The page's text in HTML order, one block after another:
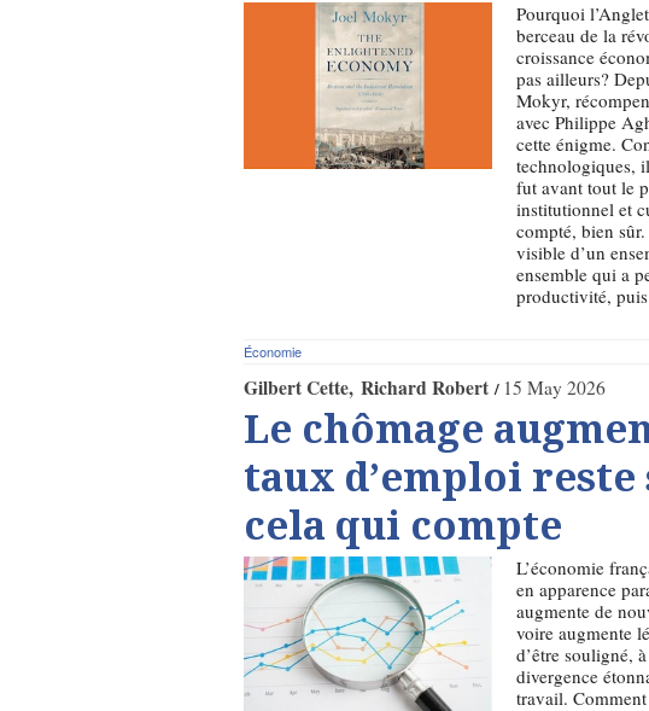
Pourquoi
berceau de la
croissance
pas ailleurs?
Mokyr,
avec Philippe
cette énigme.
technologiques,
fut avant tout le
institutionnel et
compté, bien
visible d’un
ensemble qui a
productivité,
Économie
Gilbert Cette Richard Robert 15 May 2026
Le chômage
taux d’emploi reste
cela qui compte
L’économie
en apparence
augmente de
voire augmente
d’être souligné,
divergence
travail.